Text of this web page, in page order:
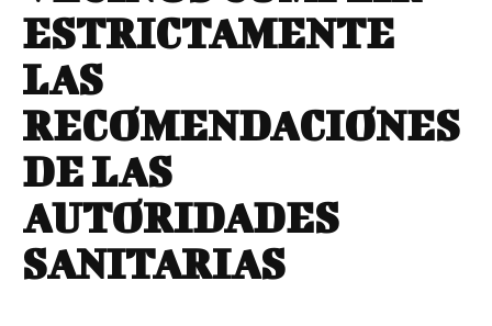
ESTRICTAMENTE
LAS
RECOMENDACIONES
DE LAS
AUTORIDADES
SANITARIAS